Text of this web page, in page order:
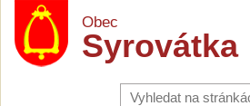
Obec
Syrovátka
Vyhledávání